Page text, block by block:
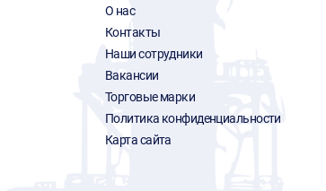
О нас
Контакты
Наши сотрудники
Вакансии
Торговые марки
Политика конфиденциальности
Карта сайта